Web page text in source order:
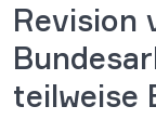
Revision
teilweise